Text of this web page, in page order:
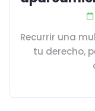
Recurrir una
tu derecho,